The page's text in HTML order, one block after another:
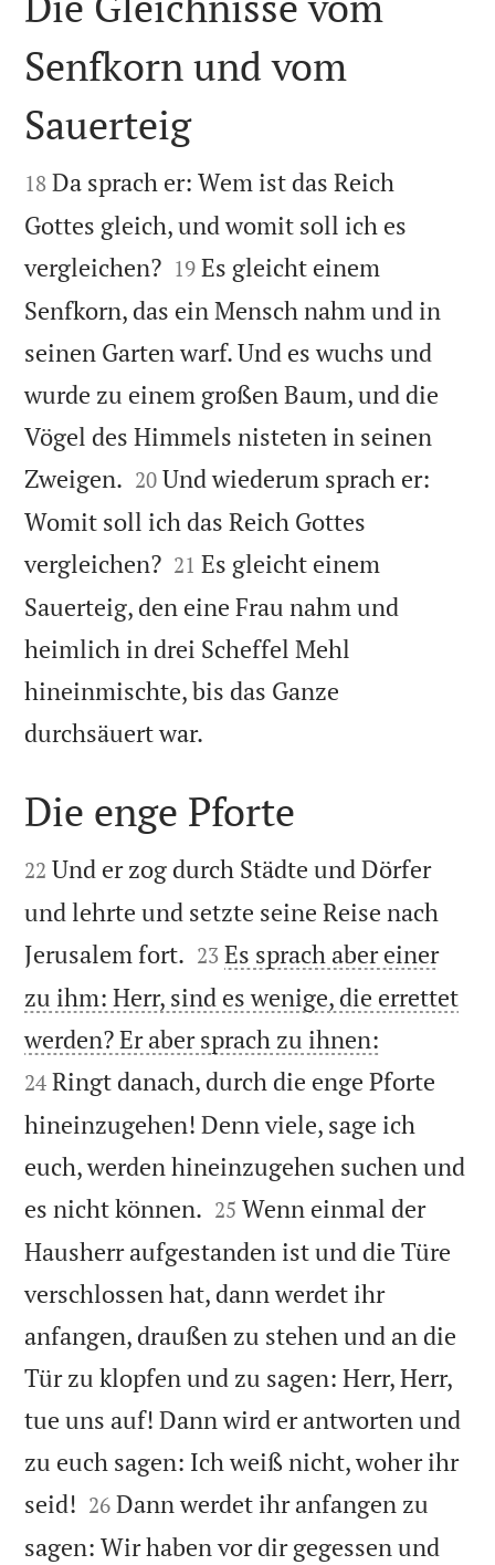

Senfkorn und vom
Sauerteig

18 Da sprach er: Wem ist das Reich
Gottes gleich, und womit soll ich es
vergleichen?
19 Es gleicht einem
Senfkorn, das ein Mensch nahm und in
seinen Garten warf. Und es wuchs und
wurde zu einem großen Baum, und die
Vögel des Himmels nisteten in seinen
Zweigen. 

20 Und wiederum sprach er:
Womit soll ich das Reich Gottes
vergleichen?
21 Es gleicht einem
Sauerteig, den eine Frau nahm und
heimlich in drei Scheffel Mehl
hineinmischte, bis das Ganze
durchsäuert war.

Die enge Pforte

22 Und er zog durch Städte und Dörfer
und lehrte und setzte seine Reise nach
Jerusalem fort. 

23 Es sprach aber einer
zu ihm: Herr, sind es wenige, die errettet
werden? Er aber sprach zu ihnen:
24 Ringt danach, durch die enge Pforte
hineinzugehen! Denn viele, sage ich
euch, werden hineinzugehen suchen und
es nicht können. 

25 Wenn einmal der
Hausherr aufgestanden ist und die Türe
verschlossen hat, dann werdet ihr
anfangen, draußen zu stehen und an die
Tür zu klopfen und zu sagen: Herr, Herr,
tue uns auf! Dann wird er antworten und
zu euch sagen: Ich weiß nicht, woher ihr
seid! 

26 Dann werdet ihr anfangen zu
sagen: Wir haben vor dir gegessen und